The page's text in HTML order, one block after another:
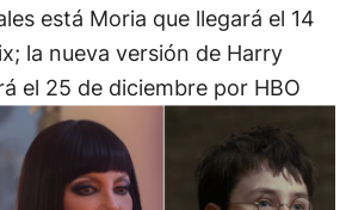
está Moria que llegará el 14
la nueva versión de Harry
el 25 de diciembre por HBO